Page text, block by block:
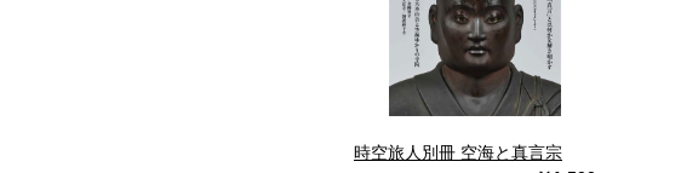
時空旅人別冊 空海と真言宗